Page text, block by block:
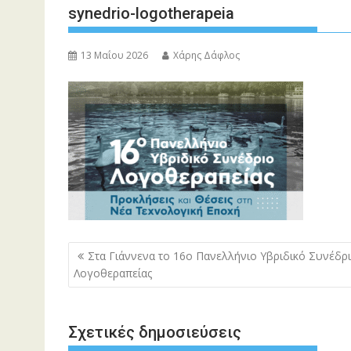
synedrio-logotherapeia
13 Μαΐου 2026 Χάρης Δάφλος
Πλοήγηση
άρθρων
Στα Γιάννενα το 16ο Πανελλήνιο Υβριδικό
Λογοθεραπείας
Σχετικές δημοσιεύσεις